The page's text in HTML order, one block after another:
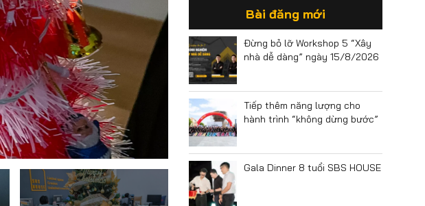
Bài đăng mới
Đừng bỏ lỡ Workshop 5 “Xây
nhà dễ dàng” ngày 15/8/2026
Tiếp thêm năng lượng cho
hành trình “không dừng bước”
Gala Dinner 8 tuổi SBS HOUSE